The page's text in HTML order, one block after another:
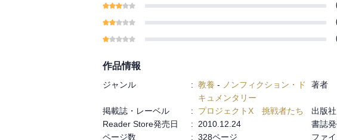
作品情報
ジャンル : 教養 - ノンフィクション・ド
キュメンタリー
著者
掲載誌・レーベル
: プロジェクトX 挑戦者たち 出版社
Reader Store発売日
: 2010.12.24 書誌
ページ数
: 328ページ ファ